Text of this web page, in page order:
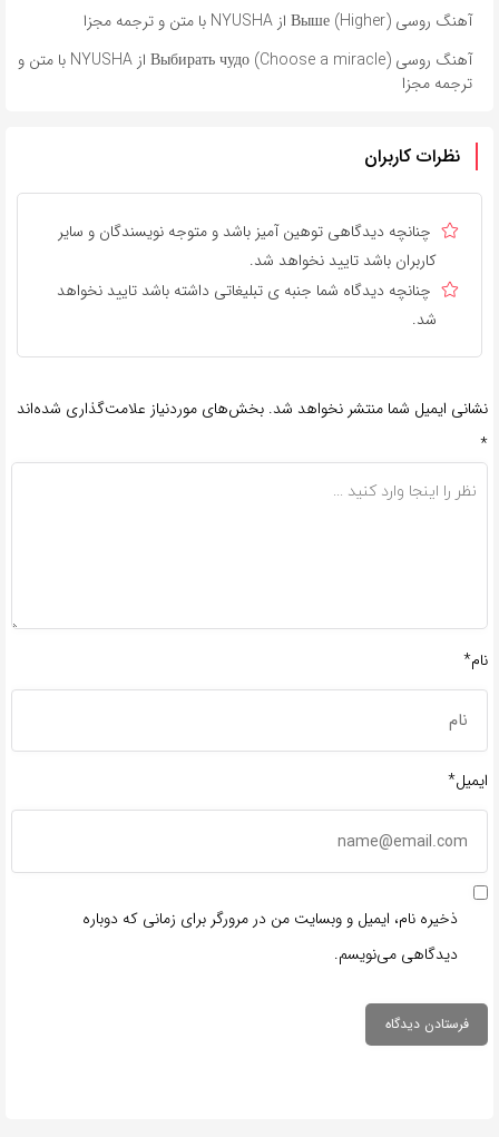
آهنگ روسی Выше (Higher) از NYUSHA با متن و ترجمه مجزا
آهنگ روسی Выбирать чудо (Choose a miracle) از NYUSHA با متن و
ترجمه مجزا
نظرات کاربران
چنانچه دیدگاهی توهین آمیز باشد و متوجه نویسندگان و سایر
کاربران باشد تایید نخواهد شد.
چنانچه دیدگاه شما جنبه ی تبلیغاتی داشته باشد تایید نخواهد
شد.
نشانی ایمیل شما منتشر نخواهد شد. بخش‌های موردنیاز علامت‌گذاری شده‌اند
*
نام*
ایمیل*
ذخیره نام، ایمیل و وبسایت من در مرورگر برای زمانی که دوباره
دیدگاهی می‌نویسم.